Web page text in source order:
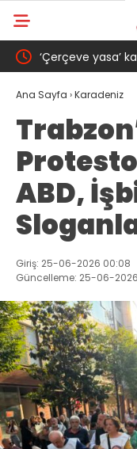
‘Çerçeve yasa’
Komisyonu’ndan
Ana Sayfa ›Karadeniz
ABD,
Giriş: 25-06-2026 00:08
Güncelleme: 25-06-